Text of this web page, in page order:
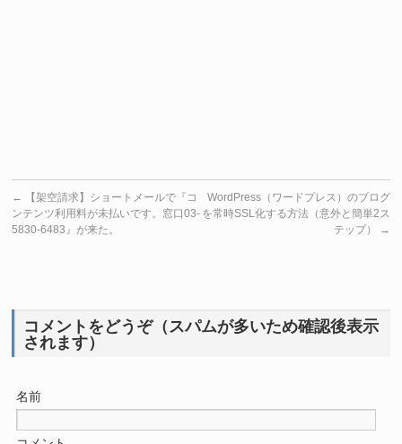
←
【架空請求】ショートメールで『コ
ンテンツ利用料が未払いです。窓口03-
5830-6483』が来た。
WordPress（ワードプレス）のブログ
を常時SSL化する方法（意外と簡単2ス
テップ）
→
コメントをどうぞ（スパムが多いため確認後表示
されます）
名前